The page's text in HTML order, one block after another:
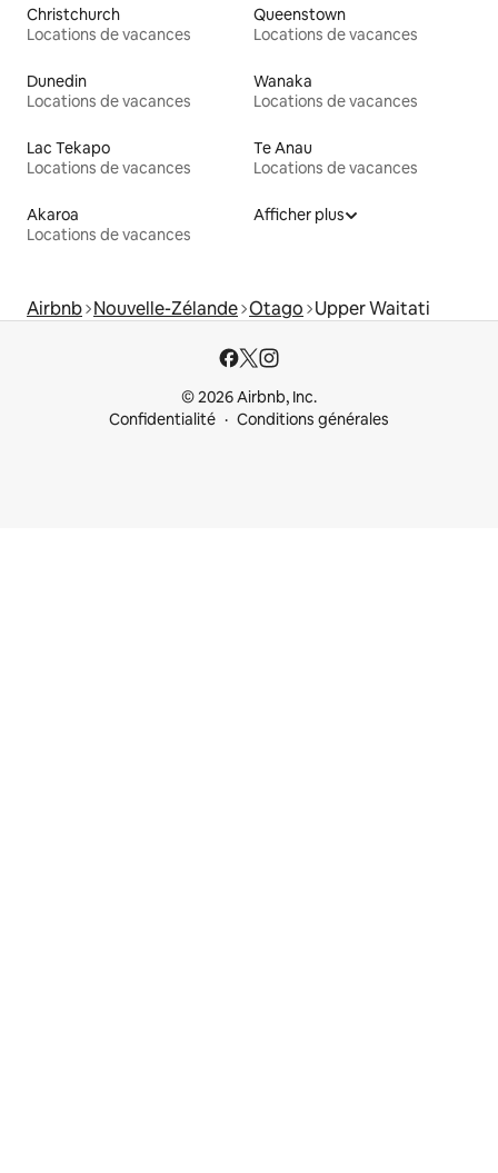
Christchurch
Locations de vacances
Queenstown
Locations de vacances
Dunedin
Locations de vacances
Wanaka
Locations de vacances
Lac Tekapo
Locations de vacances
Te Anau
Locations de vacances
Akaroa
Locations de vacances
Afficher plus
Airbnb Nouvelle-Zélande Otago Upper Waitati
© 2026 Airbnb, Inc.
Confidentialité
Conditions générales